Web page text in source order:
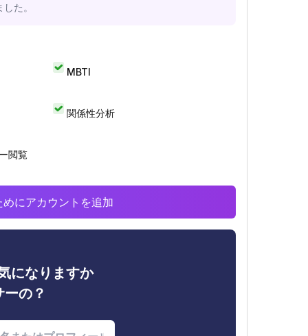
た。
MBTI
関係性分析
閲覧
にアカウントを追加
になりますか
の？